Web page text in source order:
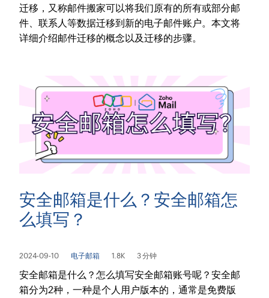
迁移，又称邮件搬家可以将我们原有的所有或部分邮
件、联系人等数据迁移到新的电子邮件账户。本文将
详细介绍邮件迁移的概念以及迁移的步骤。
安全邮箱是什么？安全邮箱怎
么填写？
2024-09-10 电子邮箱 1.8K 3 分钟
安全邮箱是什么？怎么填写安全邮箱账号呢？安全邮
箱分为2种，一种是个人用户版本的，通常是免费版